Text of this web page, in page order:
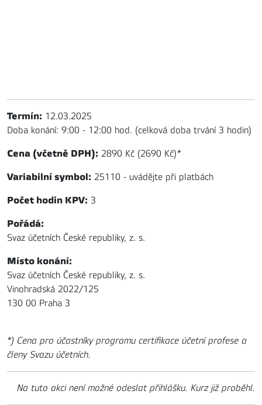
Termín: 12.03.2025
Doba konání: 9:00 - 12:00 hod. (celková doba trvání 3 hodin)
Cena (včetně DPH): 2890 Kč (2690 Kč)*
Variabilní symbol: 25110 - uvádějte při platbách
Počet hodin KPV: 3
Pořádá:
Svaz účetních České republiky, z. s.
Místo konání:
Svaz účetních České republiky, z. s.
Vinohradská 2022/125
130 00 Praha 3
*) Cena pro účastníky programu certifikace účetní profese a
členy Svazu účetních.
Na tuto akci není možné odeslat přihlášku. Kurz již proběhl.